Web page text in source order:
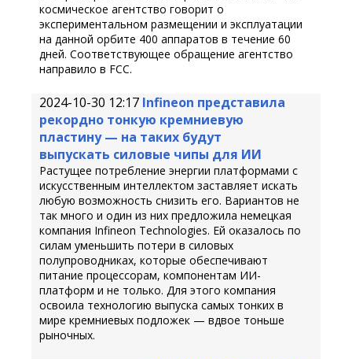
космическое агентство говорит о
экспериментальном размещении и эксплуатации
на данной орбите 400 аппаратов в течение 60
дней. Соответствующее обращение агентство
направило в FCC.
2024-10-30 12:17 Infineon представила
рекордно тонкую кремниевую
пластину — на таких будут
выпускать силовые чипы для ИИ
Растущее потребление энергии платформами с
искусственным интеллектом заставляет искать
любую возможность снизить его. Вариантов не
так много и один из них предложила немецкая
компания Infineon Technologies. Ей оказалось по
силам уменьшить потери в силовых
полупроводниках, которые обеспечивают
питание процессорам, компонентам ИИ-
платформ и не только. Для этого компания
освоила технологию выпуска самых тонких в
мире кремниевых подложек — вдвое тоньше
рыночных.